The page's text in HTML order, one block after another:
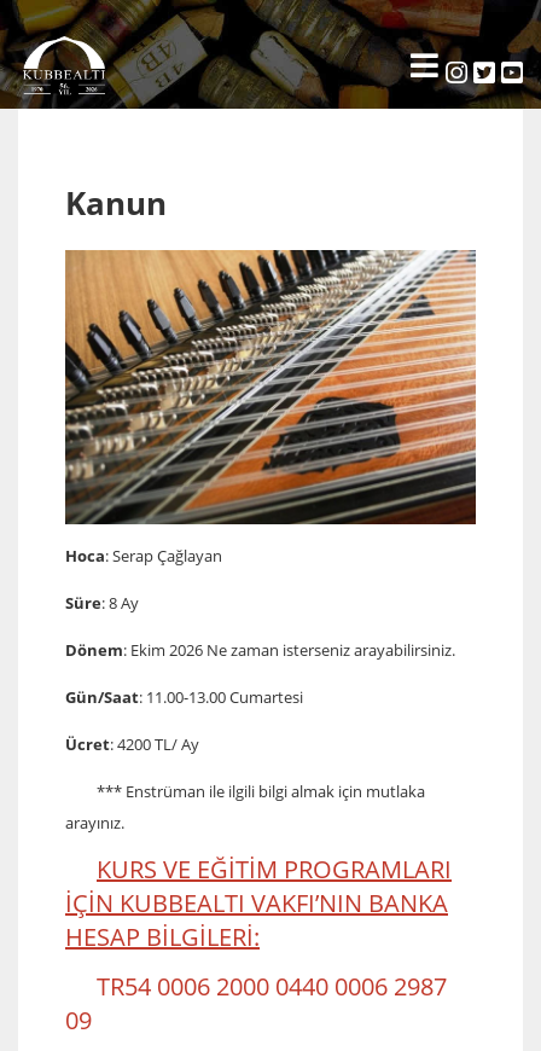
Kanun
Hoca: Serap Çağlayan
Süre: 8 Ay
Dönem: Ekim 2026 Ne zaman isterseniz arayabilirsiniz.
Gün/Saat: 11.00-13.00 Cumartesi
Ücret: 4200 TL/ Ay
*** Enstrüman ile ilgili bilgi almak için mutlaka
arayınız.
KURS VE EĞİTİM PROGRAMLARI
İÇİN KUBBEALTI VAKFI’NIN BANKA
HESAP BİLGİLERİ:
TR54 0006 2000 0440 0006 2987
09